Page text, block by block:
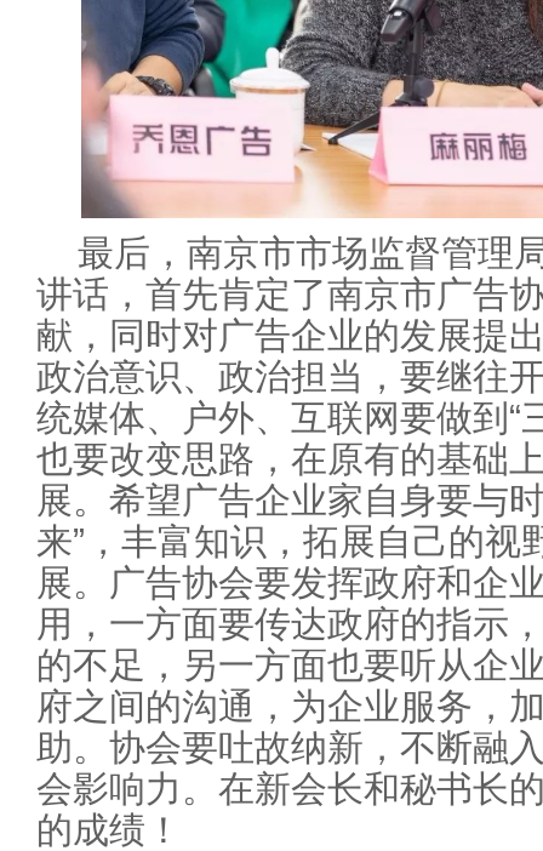
最后，南京市市场监督管理
讲话，首先肯定了南京市广告
献，同时对广告企业的发展提
政治意识、政治担当，要继往
统媒体、户外、互联网要做到“
也要改变思路，在原有的基础
展。希望广告企业家自身要与
来”，丰富知识，拓展自己的视
展。广告协会要发挥政府和企
用，一方面要传达政府的指示
的不足，另一方面也要听从企
府之间的沟通，为企业服务，
助。协会要吐故纳新，不断融
会影响力。在新会长和秘书长
的成绩！